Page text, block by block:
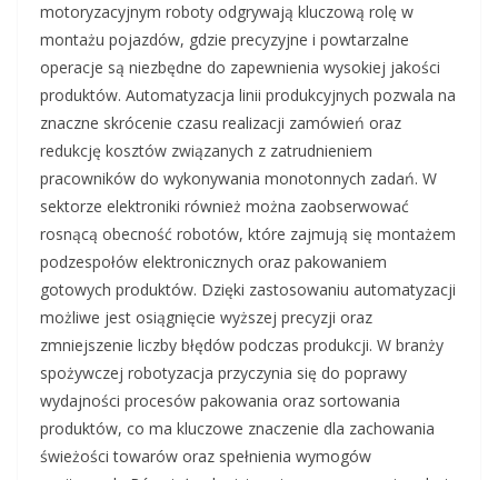
motoryzacyjnym roboty odgrywają kluczową rolę w
montażu pojazdów, gdzie precyzyjne i powtarzalne
operacje są niezbędne do zapewnienia wysokiej jakości
produktów. Automatyzacja linii produkcyjnych pozwala na
znaczne skrócenie czasu realizacji zamówień oraz
redukcję kosztów związanych z zatrudnieniem
pracowników do wykonywania monotonnych zadań. W
sektorze elektroniki również można zaobserwować
rosnącą obecność robotów, które zajmują się montażem
podzespołów elektronicznych oraz pakowaniem
gotowych produktów. Dzięki zastosowaniu automatyzacji
możliwe jest osiągnięcie wyższej precyzji oraz
zmniejszenie liczby błędów podczas produkcji. W branży
spożywczej robotyzacja przyczynia się do poprawy
wydajności procesów pakowania oraz sortowania
produktów, co ma kluczowe znaczenie dla zachowania
świeżości towarów oraz spełnienia wymogów